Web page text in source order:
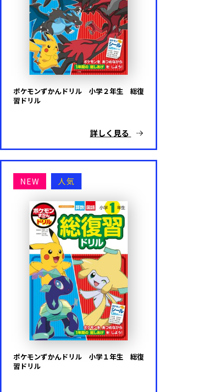
ポケモンずかんドリル 小学２年生 総復
習ドリル
詳しく見る
NEW 人気
ポケモンずかんドリル 小学１年生 総復
習ドリル